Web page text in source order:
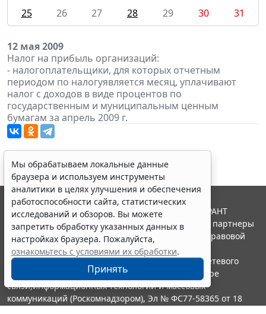
25
26 27 28 29 30 31
12 мая 2009
Налог на прибыль организаций:
- налогоплательщики, для которых отчетным
периодом по налогуявляется месяц, уплачивают
налог с доходов в виде процентов по
государственным и муниципальным ценным
бумагам за апрель 2009 г.
Мы обрабатываем локальные данные
браузера и используем инструменты
аналитики в целях улучшения и обеспечения
работоспособности сайта, статистических
исследований и обзоров. Вы можете
запретить обработку указанных данных в
настройках браузера. Пожалуйста,
ознакомьтесь с условиями их обработки.
Принять
© ООО "НПП "ГАРАНТ-СЕРВИС", 2026. Система ГАРАНТ
выпускается с 1990 года. Компания "Гарант" и ее партнеры
являются участниками Российской ассоциации правовой
информации ГАРАНТ.
Портал ГАРАНТ.РУ зарегистрирован в качестве сетевого
издания Федеральной службой по надзору в сфере
связи,информационных технологий и массовых
коммуникаций (Роскомнадзором), Эл № ФС77-58365 от 18